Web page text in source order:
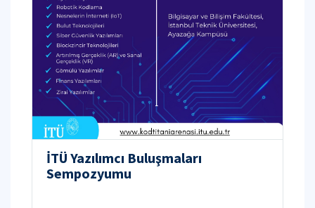
İTÜ Yazılımcı Buluşmaları
Sempozyumu